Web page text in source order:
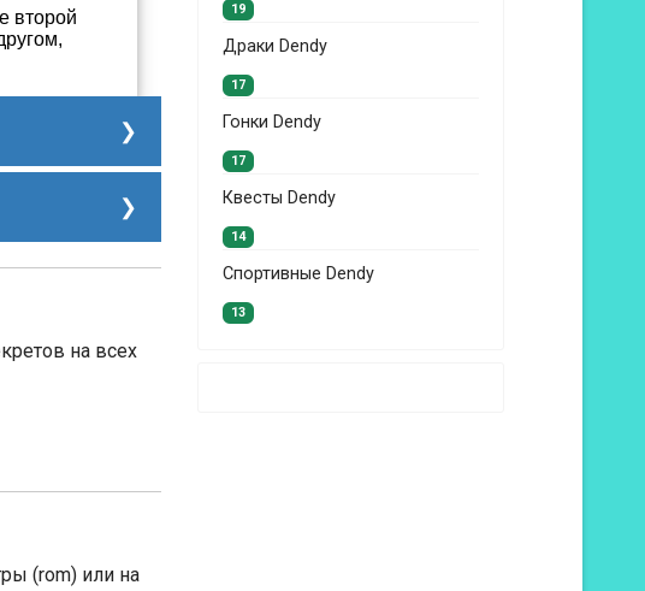
второй
на всех
(rom) или на
19
Драки Dendy
17
Гонки Dendy
17
Квесты Dendy
14
Спортивные Dendy
13